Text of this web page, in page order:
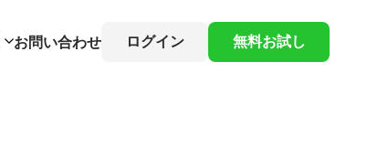
お問い合わせ ログイン 無料お試し